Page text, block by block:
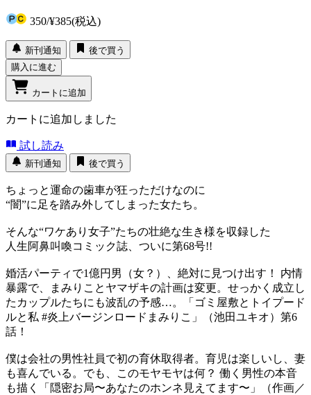
350/¥385(税込)
新刊通知
後で買う
購入に進む
カートに追加
カートに追加しました
試し読み
新刊通知 後で買う
ちょっと運命の歯車が狂っただけなのに
“闇”に足を踏み外してしまった女たち。
そんな“ワケあり女子”たちの壮絶な生き様を収録した
人生阿鼻叫喚コミック誌、ついに第68号!!
婚活パーティで1億円男（女？）、絶対に見つけ出す！ 内情
暴露で、まみりことヤマザキの計画は変更。せっかく成立し
たカップルたちにも波乱の予感…。「ゴミ屋敷とトイプード
ルと私 #炎上バージンロードまみりこ」（池田ユキオ）第6
話！
僕は会社の男性社員で初の育休取得者。育児は楽しいし、妻
も喜んでいる。でも、このモヤモヤは何？ 働く男性の本音
も描く「隠密お局〜あなたのホンネ見えてます〜」（作画／